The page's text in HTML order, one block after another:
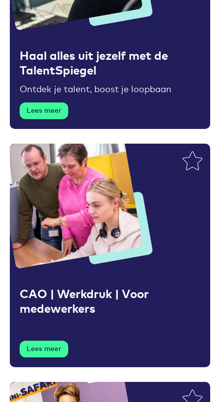
Toevoegen aan favorieten
Haal alles uit jezelf met de
TalentSpiegel
Ontdek je talent, boost je loopbaan
Lees meer
Toevoegen aan favorieten
CAO | Werkdruk | Voor
medewerkers
Lees meer